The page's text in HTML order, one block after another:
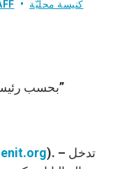
كنيسة محليّة
بحسب رئيس المجلس الحبري “عدالة وسلام”
). – تدخل